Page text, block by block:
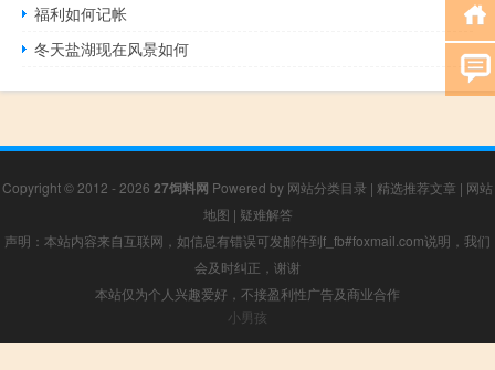
福利如何记帐
冬天盐湖现在风景如何
Copyright © 2012 - 2026 27饲料网 Powered by 网站分类目录 | 精选推荐文章 | 网站
地图 | 疑难解答
声明：本站内容来自互联网，如信息有错误可发邮件到f_fb#foxmail.com说明，我们
会及时纠正，谢谢
本站仅为个人兴趣爱好，不接盈利性广告及商业合作
小男孩